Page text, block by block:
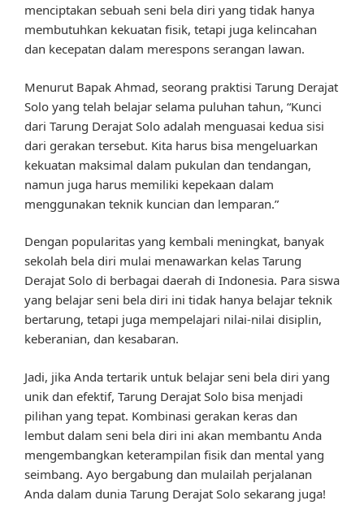
menciptakan sebuah seni bela diri yang tidak hanya
membutuhkan kekuatan fisik, tetapi juga kelincahan
dan kecepatan dalam merespons serangan lawan.
Menurut Bapak Ahmad, seorang praktisi Tarung Derajat
Solo yang telah belajar selama puluhan tahun, “Kunci
dari Tarung Derajat Solo adalah menguasai kedua sisi
dari gerakan tersebut. Kita harus bisa mengeluarkan
kekuatan maksimal dalam pukulan dan tendangan,
namun juga harus memiliki kepekaan dalam
menggunakan teknik kuncian dan lemparan.”
Dengan popularitas yang kembali meningkat, banyak
sekolah bela diri mulai menawarkan kelas Tarung
Derajat Solo di berbagai daerah di Indonesia. Para siswa
yang belajar seni bela diri ini tidak hanya belajar teknik
bertarung, tetapi juga mempelajari nilai-nilai disiplin,
keberanian, dan kesabaran.
Jadi, jika Anda tertarik untuk belajar seni bela diri yang
unik dan efektif, Tarung Derajat Solo bisa menjadi
pilihan yang tepat. Kombinasi gerakan keras dan
lembut dalam seni bela diri ini akan membantu Anda
mengembangkan keterampilan fisik dan mental yang
seimbang. Ayo bergabung dan mulailah perjalanan
Anda dalam dunia Tarung Derajat Solo sekarang juga!